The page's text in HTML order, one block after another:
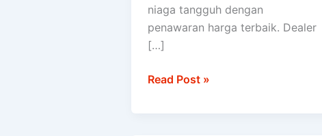
niaga tangguh dengan
penawaran harga terbaik. Dealer
[…]
Read Post »